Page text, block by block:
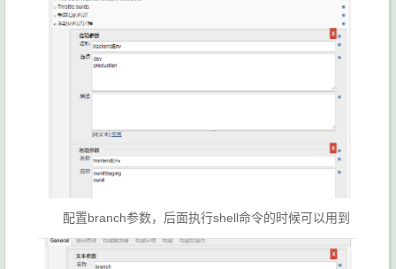
配置branch参数，后面执行shell命令的时候可以用到